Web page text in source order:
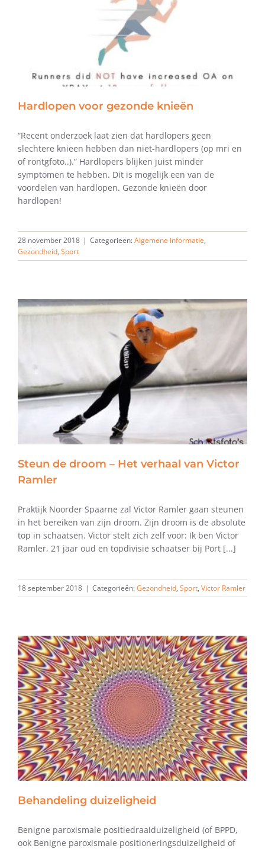
Hardlopen voor gezonde knieën
“Recent onderzoek laat zien dat hardlopers geen
slechtere knieen hebben dan niet-hardlopers (op mri en
of rontgfoto..).” Hardlopers blijken juist minder
symptomen te hebben. Dit is mogelijk een van de
voordelen van hardlopen. Gezonde knieën door
hardlopen!
28 november 2018 | Categorieën:Algemene informatie,
Gezondheid, Sport
Steun de droom – Het verhaal van Victor
Ramler
Praktijk Noorder Spaarne zal Victor Ramler gaan steunen
in het bereiken van zijn droom. Zijn droom is de absolute
top in schaatsen. Victor stelt zich zelf voor: Ik ben Victor
Ramler, 21 jaar oud en topdivisie schaatser bij Port [...]
18 september 2018 | Categorieën:Gezondheid, Sport, Victor Ramler
Behandeling duizeligheid
Benigne paroxismale positiedraaiduizeligheid (of BPPD,
ook Benigne paroxismale positioneringsduizeligheid of